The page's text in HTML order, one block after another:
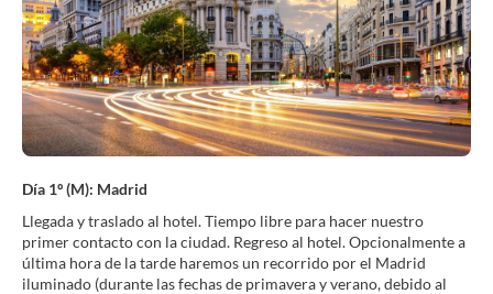
Día 1º (M): Madrid
Llegada y traslado al hotel. Tiempo libre para hacer nuestro
primer contacto con la ciudad. Regreso al hotel. Opcionalmente a
última hora de la tarde haremos un recorrido por el Madrid
iluminado (durante las fechas de primavera y verano, debido al